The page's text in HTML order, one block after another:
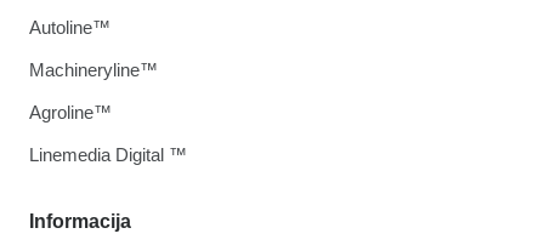
Informacija
Autoline™
Machineryline™
Agroline™
Linemedia Digital ™